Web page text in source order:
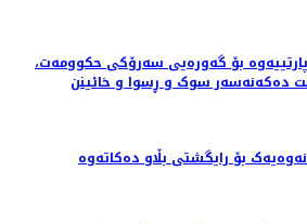
پارتییەوە بۆ گەورەیی سەرۆکی حکوومەت،
دەکەنەسەر سوک و ڕسوا و خائینن
بۆ رایگشتی بڵاو دەکاتەوە